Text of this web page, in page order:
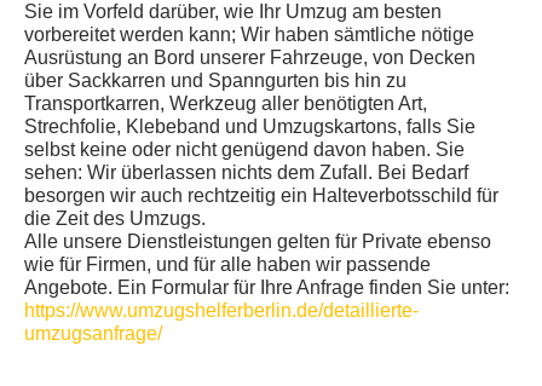
Sie im Vorfeld darüber, wie Ihr Umzug am besten
vorbereitet werden kann; Wir haben sämtliche nötige
Ausrüstung an Bord unserer Fahrzeuge, von Decken
über Sackkarren und Spanngurten bis hin zu
Transportkarren, Werkzeug aller benötigten Art,
Strechfolie, Klebeband und Umzugskartons, falls Sie
selbst keine oder nicht genügend davon haben. Sie
sehen: Wir überlassen nichts dem Zufall. Bei Bedarf
besorgen wir auch rechtzeitig ein Halteverbotsschild für
die Zeit des Umzugs.
Alle unsere Dienstleistungen gelten für Private ebenso
wie für Firmen, und für alle haben wir passende
Angebote. Ein Formular für Ihre Anfrage finden Sie unter:
https://www.umzugshelferberlin.de/detaillierte-
umzugsanfrage/